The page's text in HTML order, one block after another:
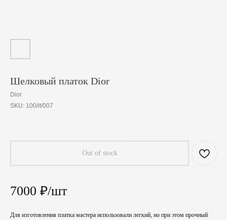
Шелковый платок Dior
Dior
SKU: 100/it/007
Out of stock
7000 ₽/шт
Для изготовления платка мастера использовали легкий, но при этом прочный